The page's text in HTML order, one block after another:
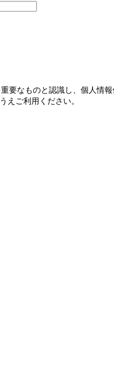
要なものと認識し、個人情
えご利用ください。